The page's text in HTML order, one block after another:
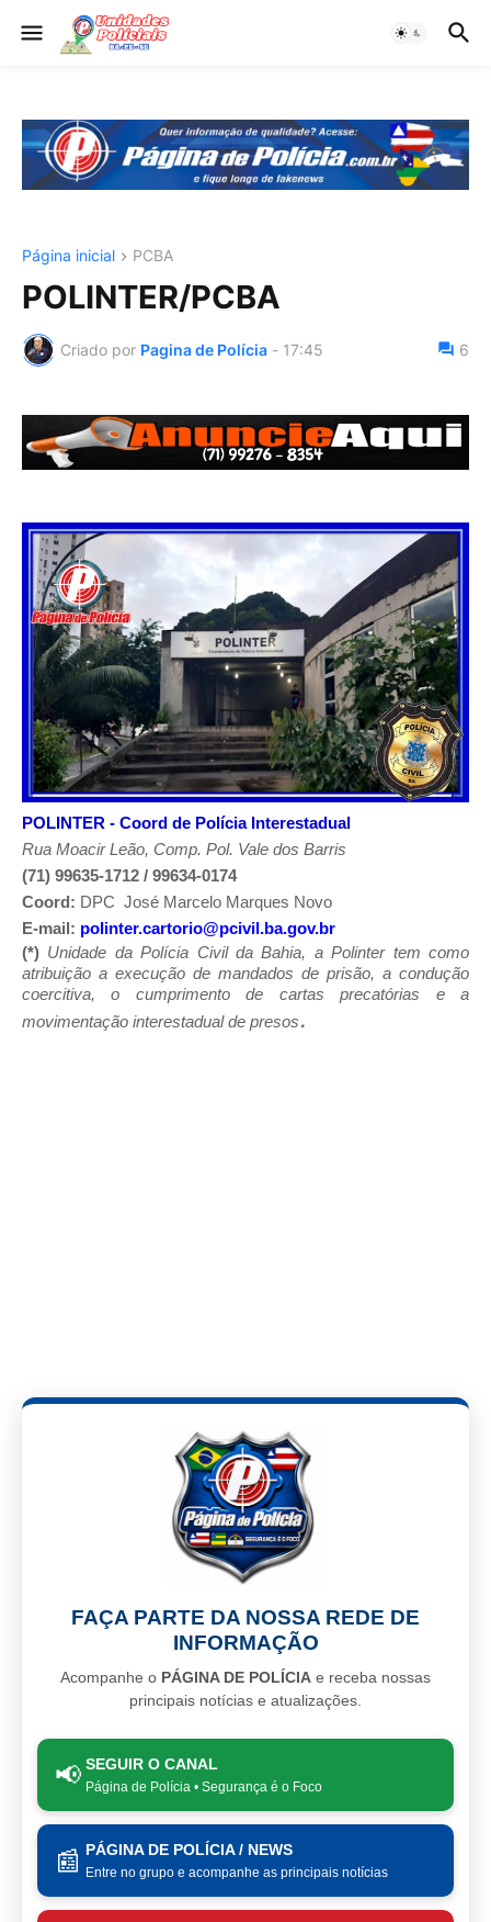
Página inicial PCBA
POLINTER/PCBA
Criado por Pagina de Polícia - 17:45 6
POLINTER - Coord de Polícia Interestadual
Rua Moacir Leão, Comp. Pol. Vale dos Barris
(71) 99635-1712 / 99634-0174
Coord: DPC José Marcelo Marques Novo
E-mail: polinter.cartorio@pcivil.ba.gov.br
(*) Unidade da Polícia Civil da Bahia, a Polinter tem como
atribuição a execução de mandados de prisão, a condução
coercitiva, o cumprimento de cartas precatórias e a
movimentação interestadual de presos.
FAÇA PARTE DA NOSSA REDE DE
INFORMAÇÃO
Acompanhe o PÁGINA DE POLÍCIA e receba nossas
principais notícias e atualizações.
📢 SEGUIR O CANAL
Página de Polícia • Segurança é o Foco
📰 PÁGINA DE POLÍCIA / NEWS
Entre no grupo e acompanhe as principais notícias